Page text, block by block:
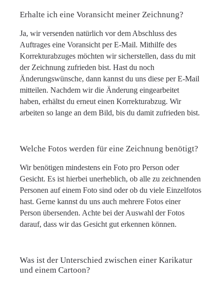
Erhalte ich eine Voransicht meiner Zeichnung?
Ja, wir versenden natürlich vor dem Abschluss des
Auftrages eine Voransicht per E-Mail. Mithilfe des
Korrekturabzuges möchten wir sicherstellen, dass du mit
der Zeichnung zufrieden bist. Hast du noch
Änderungswünsche, dann kannst du uns diese per E-Mail
mitteilen. Nachdem wir die Änderung eingearbeitet
haben, erhältst du erneut einen Korrekturabzug. Wir
arbeiten so lange an dem Bild, bis du damit zufrieden bist.
Welche Fotos werden für eine Zeichnung benötigt?
Wir benötigen mindestens ein Foto pro Person oder
Gesicht. Es ist hierbei unerheblich, ob alle zu zeichnenden
Personen auf einem Foto sind oder ob du viele Einzelfotos
hast. Gerne kannst du uns auch mehrere Fotos einer
Person übersenden. Achte bei der Auswahl der Fotos
darauf, dass wir das Gesicht gut erkennen können.
Was ist der Unterschied zwischen einer Karikatur
und einem Cartoon?